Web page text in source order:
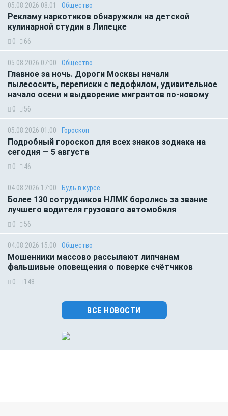
05.08.2026 08:01 Общество
Рекламу наркотиков обнаружили на детской
кулинарной студии в Липецке
0 66
05.08.2026 07:00 Общество
Главное за ночь. Дороги Москвы начали
пылесосить, переписки с педофилом, удивительное
начало осени и выдворение мигрантов по-новому
0 56
05.08.2026 01:00 Гороскоп
Подробный гороскоп для всех знаков зодиака на
сегодня — 5 августа
0 46
04.08.2026 17:00 Будь в курсе
Более 130 сотрудников НЛМК боролись за звание
лучшего водителя грузового автомобиля
0 56
04.08.2026 15:00 Общество
Мошенники массово рассылают липчанам
фальшивые оповещения о поверке счётчиков
0 148
ВСЕ НОВОСТИ